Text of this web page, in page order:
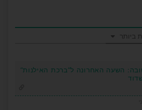
ביותר
השעה האחרונה ל”ברכת האילנות”